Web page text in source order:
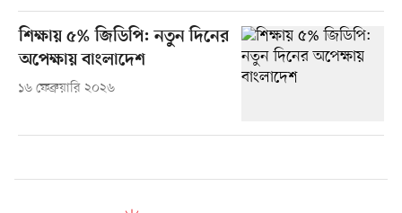
শিক্ষায় ৫% জিডিপি: নতুন দিনের
অপেক্ষায় বাংলাদেশ
১৬ ফেব্রুয়ারি ২০২৬